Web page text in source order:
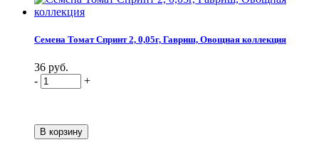
Семена Томат Спринт 2, 0,05г, Гавриш, Овощная коллекция
36 руб.
-
+